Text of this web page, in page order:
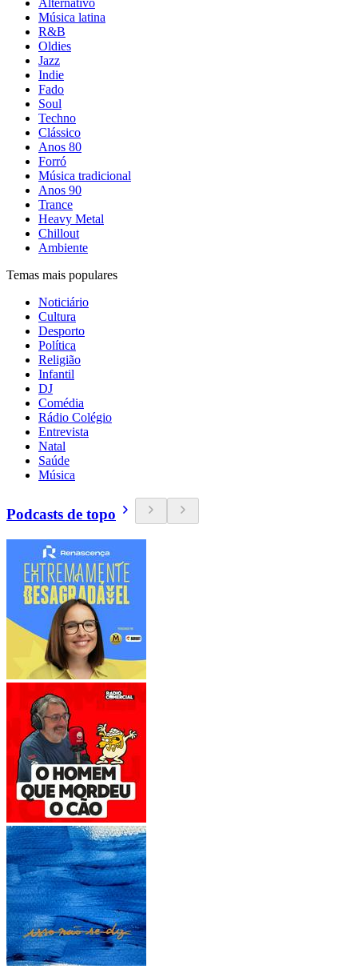
Alternativo
Música latina
R&B
Oldies
Jazz
Indie
Fado
Soul
Techno
Clássico
Anos 80
Forró
Música tradicional
Anos 90
Trance
Heavy Metal
Chillout
Ambiente
Temas mais populares
Noticiário
Cultura
Desporto
Política
Religião
Infantil
DJ
Comédia
Rádio Colégio
Entrevista
Natal
Saúde
Música
Podcasts de topo